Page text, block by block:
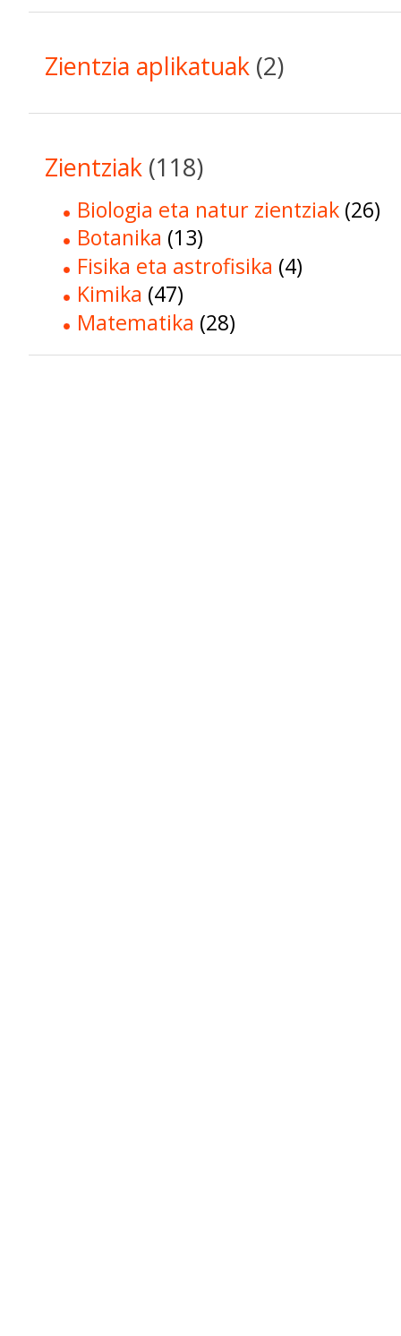
Zientzia aplikatuak (2)
Zientziak (118)
Biologia eta natur zientziak (26)
Botanika (13)
Fisika eta astrofisika (4)
Kimika (47)
Matematika (28)